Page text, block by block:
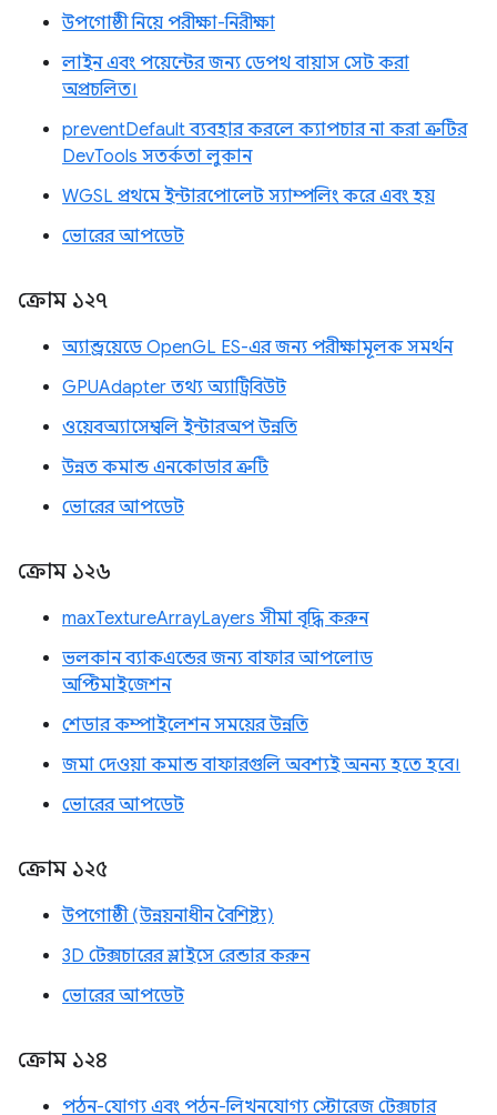
উপগোষ্ঠী নিয়ে পরীক্ষা-নিরীক্ষা
লাইন এবং পয়েন্টের জন্য ডেপথ বায়াস সেট করা
অপ্রচলিত।
preventDefault ব্যবহার করলে ক্যাপচার না করা ত্রুটির
DevTools সতর্কতা লুকান
WGSL প্রথমে ইন্টারপোলেট স্যাম্পলিং করে এবং হয়
ভোরের আপডেট
ক্রোম ১২৭
অ্যান্ড্রয়েডে OpenGL ES-এর জন্য পরীক্ষামূলক সমর্থন
GPUAdapter তথ্য অ্যাট্রিবিউট
ওয়েবঅ্যাসেম্বলি ইন্টারঅপ উন্নতি
উন্নত কমান্ড এনকোডার ত্রুটি
ভোরের আপডেট
ক্রোম ১২৬
maxTextureArrayLayers সীমা বৃদ্ধি করুন
ভলকান ব্যাকএন্ডের জন্য বাফার আপলোড
অপ্টিমাইজেশন
শেডার কম্পাইলেশন সময়ের উন্নতি
জমা দেওয়া কমান্ড বাফারগুলি অবশ্যই অনন্য হতে হবে।
ভোরের আপডেট
ক্রোম ১২৫
উপগোষ্ঠী (উন্নয়নাধীন বৈশিষ্ট্য)
3D টেক্সচারের স্লাইসে রেন্ডার করুন
ভোরের আপডেট
ক্রোম ১২৪
পঠন-যোগ্য এবং পঠন-লিখনযোগ্য স্টোরেজ টেক্সচার